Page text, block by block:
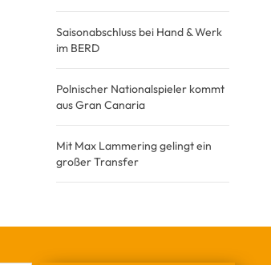
Saisonabschluss bei Hand & Werk
im BERD
Polnischer Nationalspieler kommt
aus Gran Canaria
Mit Max Lammering gelingt ein
großer Transfer